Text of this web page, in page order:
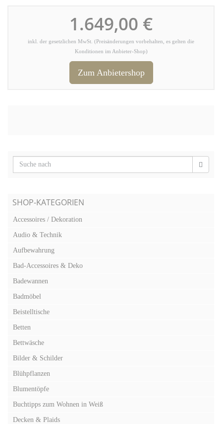
1.649,00 €
inkl. der gesetzlichen MwSt. (Preisänderungen vorbehalten, es gelten die
Konditionen im Anbieter-Shop)
Zum Anbietershop
SHOP-KATEGORIEN
Accessoires / Dekoration
Audio & Technik
Aufbewahrung
Bad-Accessoires & Deko
Badewannen
Badmöbel
Beistelltische
Betten
Bettwäsche
Bilder & Schilder
Blühpflanzen
Blumentöpfe
Buchtipps zum Wohnen in Weiß
Decken & Plaids